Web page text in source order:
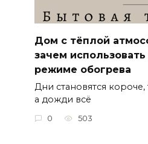
Дом с тёплой
зачем
режиме обогрева
Дни становятся
а дожди всё
0 503